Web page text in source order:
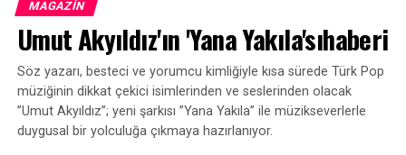
müziği alanında da dikkat çeken “Gül Gökçe Korkmaz”ın
yeni teklisi “Heyya” Cinan Müzik etiketiyle tüm dijital
platformlarda ve klibi NetD kanalında yayında.
Kaynak: (BYZHA) Beyaz Haber Ajansı
MAGAZIN
Umut Akyıldız'ın 'Yana Yakıla'sıhaberi
Söz yazarı, besteci ve yorumcu kimliğiyle kısa sürede Türk Pop
müziğinin dikkat çekici isimlerinden ve seslerinden olacak
”Umut Akyıldız”; yeni şarkısı ”Yana Yakıla” ile müzikseverlerle
duygusal bir yolculuğa çıkmaya hazırlanıyor.